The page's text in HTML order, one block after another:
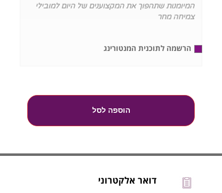
המיומנות שתהפוך את המקצוענים של היום למובילי
צמיחה מחר
הרשמה לתוכנית המנטורינג
הוספה לסל
דואר אלקטרוני